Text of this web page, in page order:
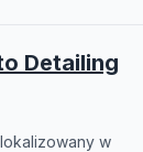
Detailing
w